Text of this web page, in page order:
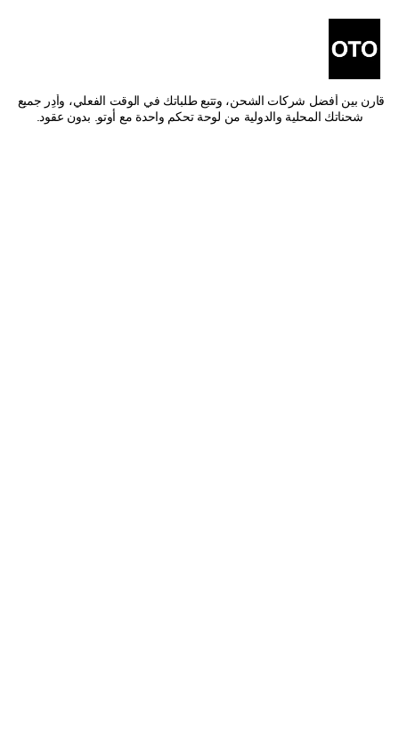
شحناتك المحلية والدولية من لوحة تحكم واحدة مع أوتو. بدون عقود.